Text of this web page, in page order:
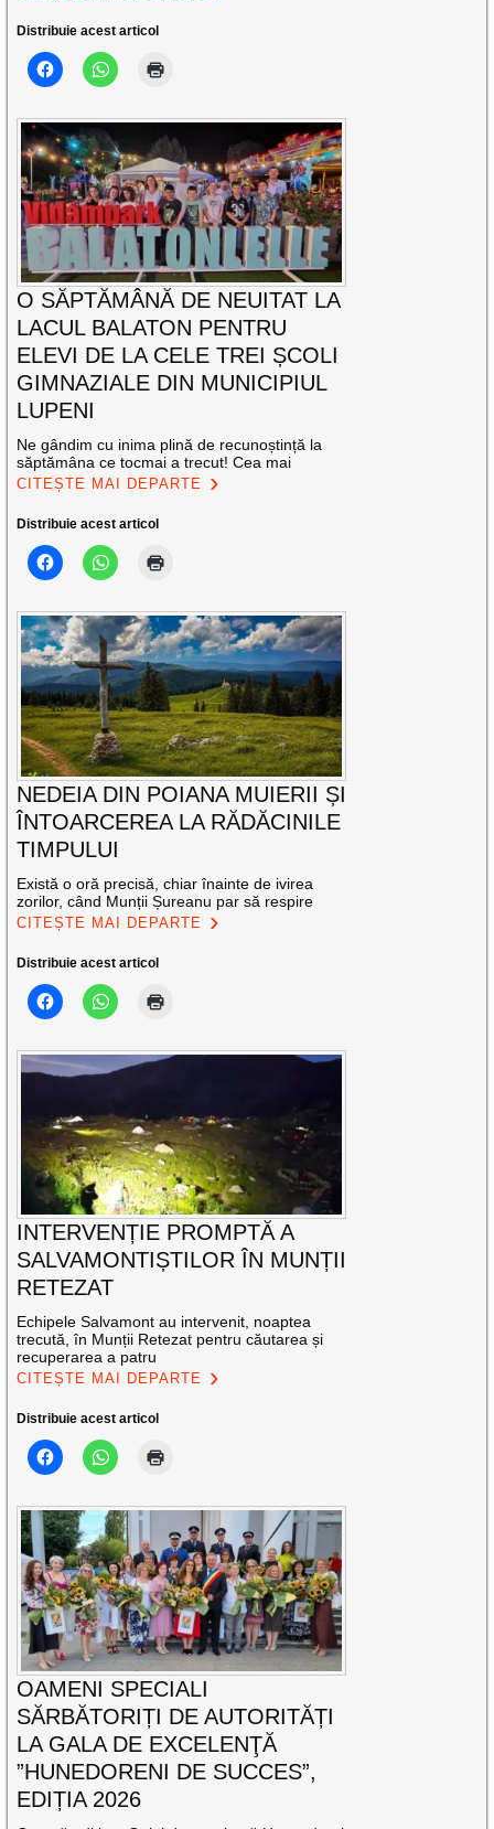
Distribuie acest articol
O SĂPTĂMÂNĂ DE NEUITAT LA
LACUL BALATON PENTRU
ELEVI DE LA CELE TREI ȘCOLI
GIMNAZIALE DIN MUNICIPIUL
LUPENI
Ne gândim cu inima plină de recunoștință la
săptămâna ce tocmai a trecut! Cea mai
CITEȘTE MAI DEPARTE
Distribuie acest articol
NEDEIA DIN POIANA MUIERII ȘI
ÎNTOARCEREA LA RĂDĂCINILE
TIMPULUI
Există o oră precisă, chiar înainte de ivirea
zorilor, când Munții Șureanu par să respire
CITEȘTE MAI DEPARTE
Distribuie acest articol
INTERVENȚIE PROMPTĂ A
SALVAMONTIȘTILOR ÎN MUNȚII
RETEZAT
Echipele Salvamont au intervenit, noaptea
trecută, în Munții Retezat pentru căutarea și
recuperarea a patru
CITEȘTE MAI DEPARTE
Distribuie acest articol
OAMENI SPECIALI
SĂRBĂTORIȚI DE AUTORITĂȚI
LA GALA DE EXCELENŢĂ
”HUNEDORENI DE SUCCES”,
EDIȚIA 2026